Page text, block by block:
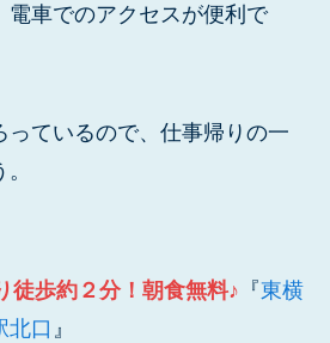
電車でのアクセスが便利で
っているので、仕事帰りの一
徒歩約２分！朝食無料♪ 『東横
北口 』